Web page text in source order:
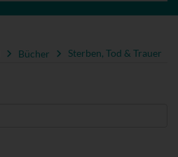
Bücher Sterben, Tod & Trauer